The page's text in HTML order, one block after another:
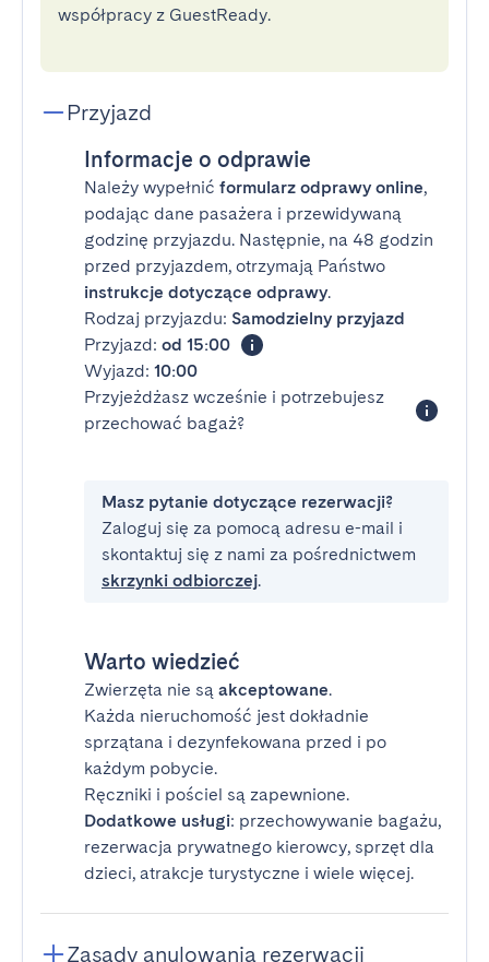
współpracy z GuestReady.
Przyjazd
Informacje o odprawie
Należy wypełnić formularz odprawy online,
podając dane pasażera i przewidywaną
godzinę przyjazdu. Następnie, na 48 godzin
przed przyjazdem, otrzymają Państwo
instrukcje dotyczące odprawy.
Rodzaj przyjazdu: Samodzielny przyjazd
Przyjazd: od 15:00
Wyjazd: 10:00
Przyjeżdżasz wcześnie i potrzebujesz
przechować bagaż?
Masz pytanie dotyczące rezerwacji?
Zaloguj się za pomocą adresu e-mail i
skontaktuj się z nami za pośrednictwem
skrzynki odbiorczej.
Warto wiedzieć
Zwierzęta nie są akceptowane.
Każda nieruchomość jest dokładnie
sprzątana i dezynfekowana przed i po
każdym pobycie.
Ręczniki i pościel są zapewnione.
Dodatkowe usługi: przechowywanie bagażu,
rezerwacja prywatnego kierowcy, sprzęt dla
dzieci, atrakcje turystyczne i wiele więcej.
Zasady anulowania rezerwacji